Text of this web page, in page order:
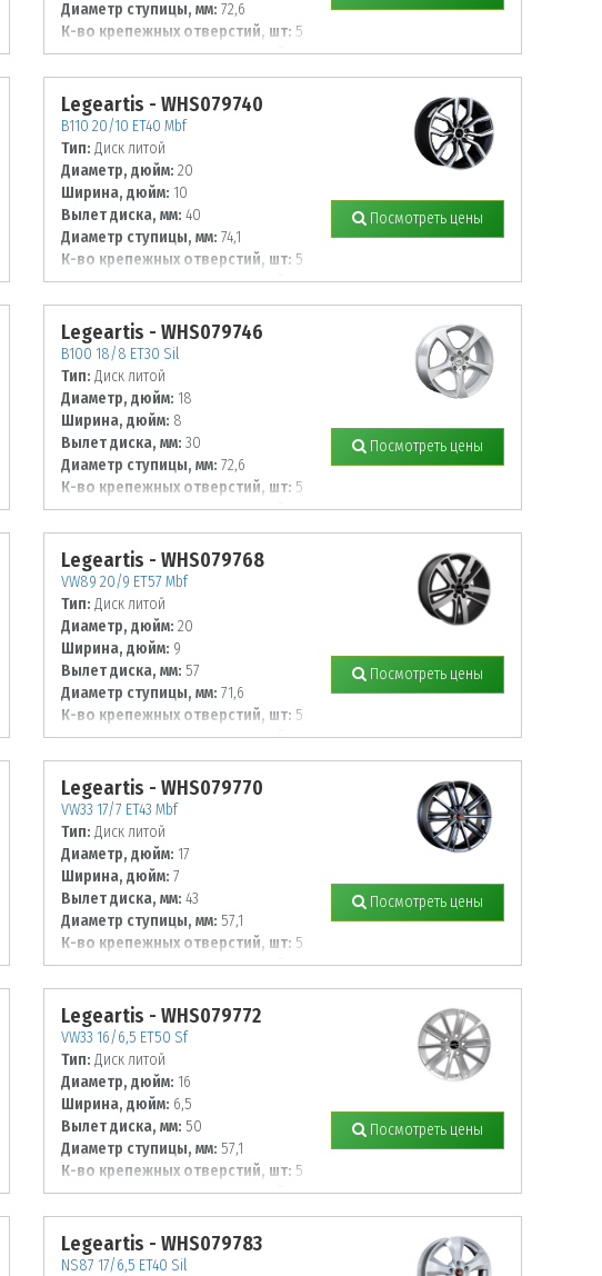
Диаметр ступицы, мм: 72,6
К-во крепежных отверстий, шт: 5
Диаметр располож. отверстий, мм:
120
Legeartis - WHS079740
B110 20/10 ET40 Mbf
Тип: Диск литой
Диаметр, дюйм: 20
Ширина, дюйм: 10
Вылет диска, мм: 40
Диаметр ступицы, мм: 74,1
К-во крепежных отверстий, шт: 5
Диаметр располож. отверстий, мм:
120
Посмотреть цены
Legeartis - WHS079746
B100 18/8 ET30 Sil
Тип: Диск литой
Диаметр, дюйм: 18
Ширина, дюйм: 8
Вылет диска, мм: 30
Диаметр ступицы, мм: 72,6
К-во крепежных отверстий, шт: 5
Диаметр располож. отверстий, мм:
120
Посмотреть цены
Legeartis - WHS079768
VW89 20/9 ET57 Mbf
Тип: Диск литой
Диаметр, дюйм: 20
Ширина, дюйм: 9
Вылет диска, мм: 57
Диаметр ступицы, мм: 71,6
К-во крепежных отверстий, шт: 5
Диаметр располож. отверстий, мм:
130
Посмотреть цены
Legeartis - WHS079770
VW33 17/7 ET43 Mbf
Тип: Диск литой
Диаметр, дюйм: 17
Ширина, дюйм: 7
Вылет диска, мм: 43
Диаметр ступицы, мм: 57,1
К-во крепежных отверстий, шт: 5
Диаметр располож. отверстий, мм:
112
Посмотреть цены
Legeartis - WHS079772
VW33 16/6,5 ET50 Sf
Тип: Диск литой
Диаметр, дюйм: 16
Ширина, дюйм: 6,5
Вылет диска, мм: 50
Диаметр ступицы, мм: 57,1
К-во крепежных отверстий, шт: 5
Диаметр располож. отверстий, мм:
112
Посмотреть цены
Legeartis - WHS079783
NS87 17/6,5 ET40 Sil